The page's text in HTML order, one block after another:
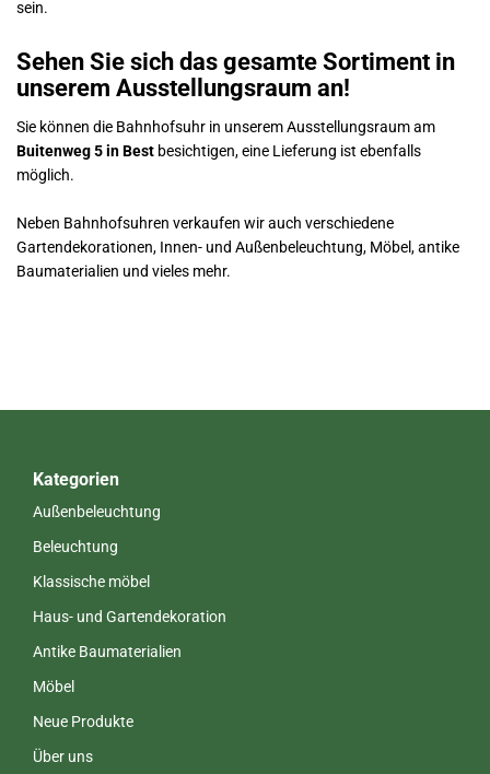
sein.
Sehen Sie sich das gesamte Sortiment in
unserem Ausstellungsraum an!
Sie können die Bahnhofsuhr in unserem Ausstellungsraum am
Buitenweg 5 in Best besichtigen, eine Lieferung ist ebenfalls
möglich.
Neben Bahnhofsuhren verkaufen wir auch verschiedene
Gartendekorationen, Innen- und Außenbeleuchtung, Möbel, antike
Baumaterialien und vieles mehr.
Kategorien
Außenbeleuchtung
Beleuchtung
Klassische möbel
Haus- und Gartendekoration
Antike Baumaterialien
Möbel
Neue Produkte
Über uns